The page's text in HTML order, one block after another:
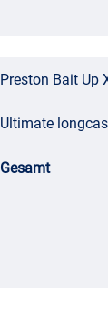
Preston Bait Up
Ultimate
Gesamt